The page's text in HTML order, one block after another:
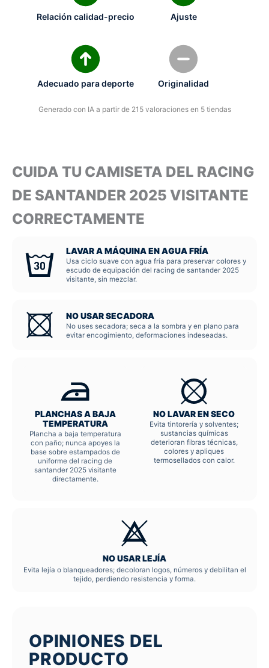
Relación calidad-precio Ajuste
Adecuado para deporte Originalidad
Generado con IA a partir de 215 valoraciones en 5 tiendas
CUIDA TU CAMISETA DEL RACING
DE SANTANDER 2025 VISITANTE
CORRECTAMENTE
LAVAR A MÁQUINA EN AGUA FRÍA
Usa ciclo suave con agua fría para preservar colores y
escudo de equipación del racing de santander 2025
visitante, sin mezclar.
NO USAR SECADORA
No uses secadora; seca a la sombra y en plano para
evitar encogimiento, deformaciones indeseadas.
PLANCHAS A BAJA
TEMPERATURA
Plancha a baja temperatura
con paño; nunca apoyes la
base sobre estampados de
uniforme del racing de
santander 2025 visitante
directamente.
NO LAVAR EN SECO
Evita tintorería y solventes;
sustancias químicas
deterioran fibras técnicas,
colores y apliques
termosellados con calor.
NO USAR LEJÍA
Evita lejía o blanqueadores; decoloran logos, números y debilitan el
tejido, perdiendo resistencia y forma.
OPINIONES DEL
PRODUCTO